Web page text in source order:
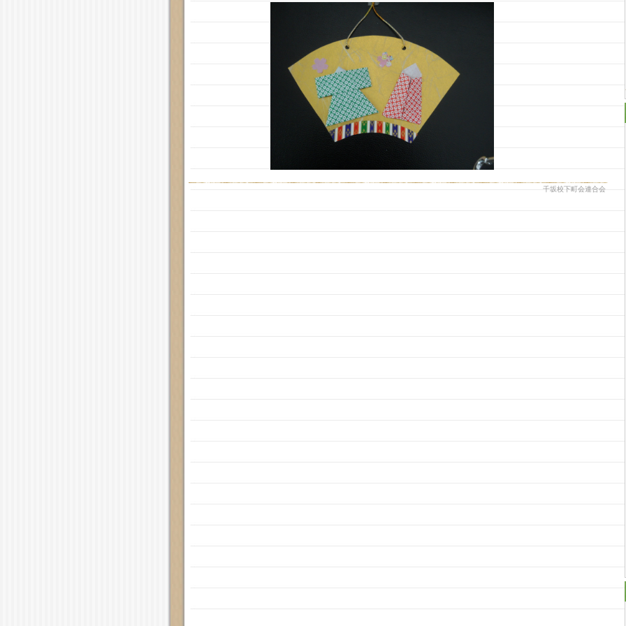
千坂校下町会連合会